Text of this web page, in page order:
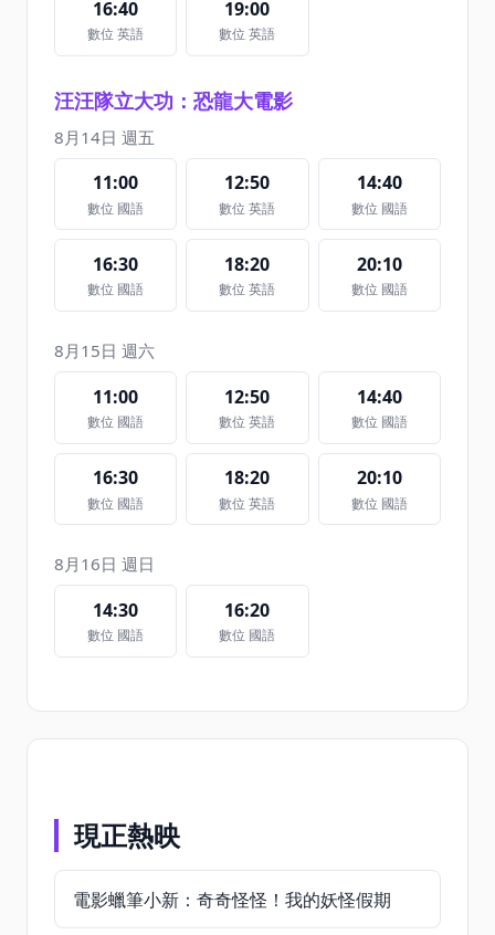
16:40
數位 英語
19:00
數位 英語
汪汪隊立大功：恐龍大電影
8月14日 週五
11:00
數位 國語
12:50
數位 英語
14:40
數位 國語
16:30
數位 國語
18:20
數位 英語
20:10
數位 國語
8月15日 週六
11:00
數位 國語
12:50
數位 英語
14:40
數位 國語
16:30
數位 國語
18:20
數位 英語
20:10
數位 國語
8月16日 週日
14:30
數位 國語
16:20
數位 國語
現正熱映
電影蠟筆小新：奇奇怪怪！我的妖怪假期